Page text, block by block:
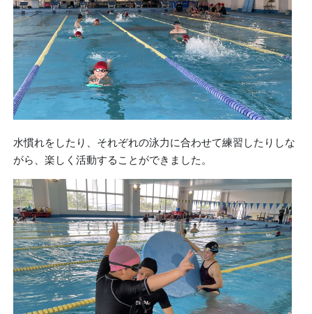
水慣れをしたり、それぞれの泳力に合わせて練習したりしな
がら、楽しく活動することができました。